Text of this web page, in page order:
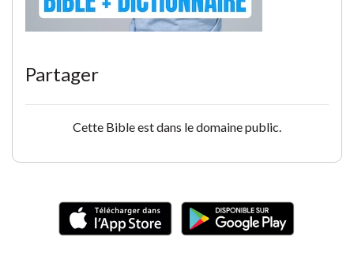
Partager
Cette Bible est dans le domaine public.